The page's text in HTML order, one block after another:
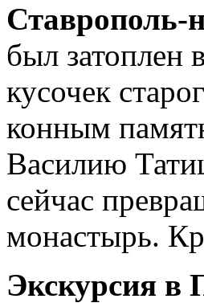
Ставрополь-
был затоплен
кусочек
конным
Василию
сейчас
монастырь.
Экскурсия в